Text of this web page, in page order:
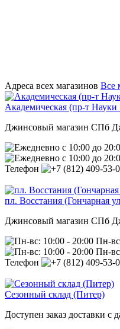
Адреса всех магазинов Все
Академическая (пр-т Науки
Джинсовый магазин СПб
Телефон
пл. Восстания (Гончарная
Джинсовый магазин СПб
Пн-
Пн-
Телефон
Сезонный склад (Питер)
Доступен заказ доставки с